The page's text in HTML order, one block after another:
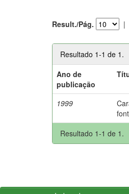
Result./Pág. |
Resultado 1-1 de 1.
Ano de
publicação
1999
Resultado 1-1 de 1.